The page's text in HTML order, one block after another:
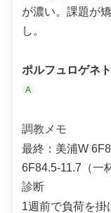
が濃い。課題が
し。
ポルフュロゲネ
A
調教メモ
最終：美浦W
6F84.5-11.7（一
診断
1週前で負荷を